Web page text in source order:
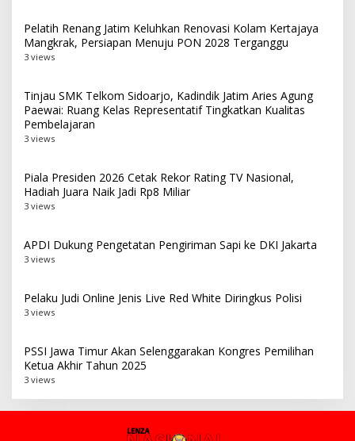
Pelatih Renang Jatim Keluhkan Renovasi Kolam Kertajaya
Mangkrak, Persiapan Menuju PON 2028 Terganggu
3 views
Tinjau SMK Telkom Sidoarjo, Kadindik Jatim Aries Agung
Paewai: Ruang Kelas Representatif Tingkatkan Kualitas
Pembelajaran
3 views
Piala Presiden 2026 Cetak Rekor Rating TV Nasional,
Hadiah Juara Naik Jadi Rp8 Miliar
3 views
APDI Dukung Pengetatan Pengiriman Sapi ke DKI Jakarta
3 views
Pelaku Judi Online Jenis Live Red White Diringkus Polisi
3 views
PSSI Jawa Timur Akan Selenggarakan Kongres Pemilihan
Ketua Akhir Tahun 2025
3 views